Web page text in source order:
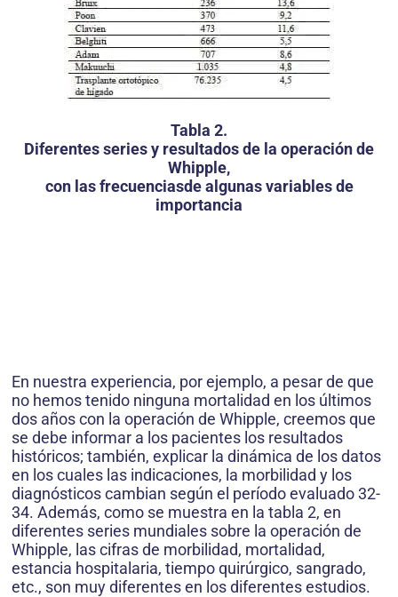
Tabla 2.
Diferentes series y resultados de la operación de
Whipple,
con las frecuenciasde algunas variables de
importancia
En nuestra experiencia, por ejemplo, a pesar de que
no hemos tenido ninguna mortalidad en los últimos
dos años con la operación de Whipple, creemos que
se debe informar a los pacientes los resultados
históricos; tam­bién, explicar la dinámica de los datos
en los cuales las indicaciones, la morbilidad y los
diagnósticos cambian según el período evaluado 32-
34. Además, como se muestra en la tabla 2, en
diferentes series mundiales sobre la ope­ración de
Whipple, las cifras de morbilidad, mortalidad,
estancia hospitalaria, tiempo quirúrgico, sangrado,
etc., son muy diferentes en los diferentes estudios.